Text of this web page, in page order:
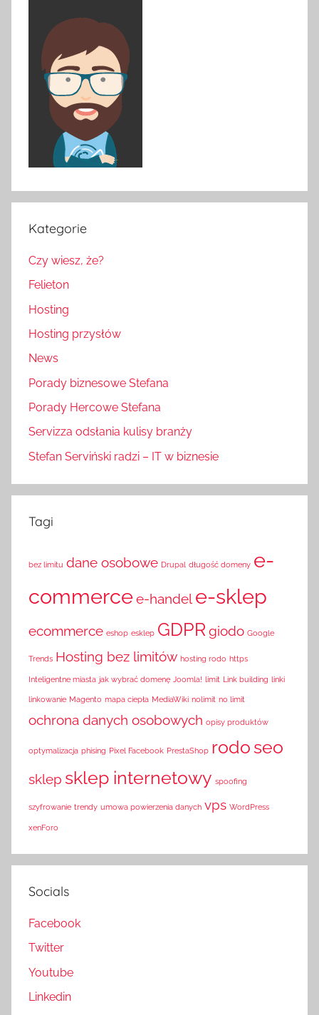
Kategorie
Czy wiesz, że?
Felieton
Hosting
Hosting przysłów
News
Porady biznesowe Stefana
Porady Hercowe Stefana
Servizza odsłania kulisy branży
Stefan Serviński radzi – IT w biznesie
Tagi
bez limitu dane osobowe Drupal długość domeny e-
commercee-handel e-sklep
ecommerce eshop esklep GDPRgiodo Google
Trends Hosting bez limitów hosting rodo https
Inteligentne miasta jak wybrać domenę Joomla! limit Link building linki
linkowanie Magento mapa ciepła MediaWiki nolimit no limit
ochrona danych osobowych opisy produktów
optymalizacja phising Pixel Facebook PrestaShop rodo seo
sklep sklep internetowy spoofing
szyfrowanie trendy umowa powierzenia danych vps WordPress
xenForo
Socials
Facebook
Twitter
Youtube
Linkedin